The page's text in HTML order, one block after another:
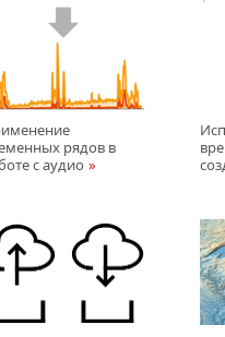
рядов в
с аудиo